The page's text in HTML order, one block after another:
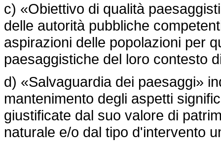
c) «Obiettivo di qualità
delle autorità pubbliche
aspirazioni delle popolazioni per
paesaggistiche del loro contesto
d) «Salvaguardia dei paesaggi»
mantenimento degli aspetti
giustificate dal suo valore di
naturale e/o dal tipo d'intervento